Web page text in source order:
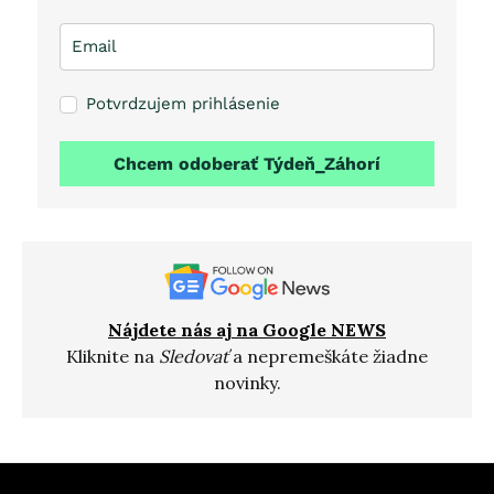
Potvrdzujem prihlásenie
Chcem odoberať Týdeň_Záhorí
Nájdete nás aj na Google NEWS
Kliknite na Sledovaťa nepremeškáte žiadne
novinky.